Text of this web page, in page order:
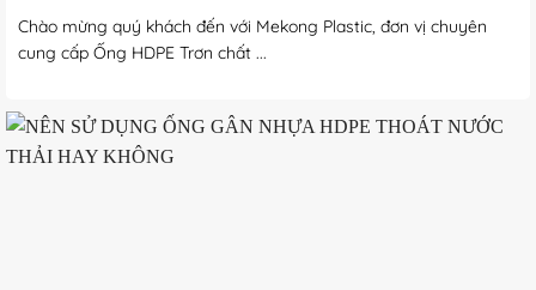
Chào mừng quý khách đến với Mekong Plastic, đơn vị chuyên
cung cấp Ống HDPE Trơn chất ...